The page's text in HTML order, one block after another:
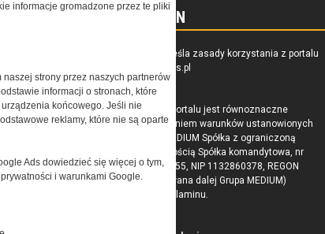
w kraju
REGULAMIN
Regulamin określa zasady korzystania z portalu
www.special-ops.pl
Korzystanie z portalu jest równoznaczne
z zaakceptowaniem warunków ustanowionych
przez Grupa MEDIUM Spółka z ograniczoną
odpowiedzialnością Spółka komandytowa, nr
KRS: 0000537655, NIP 1132860378, REGON
146393437 (zwana dalej Grupa MEDIUM)
w postaci Regulaminu.
informacje gromadzone przez te pliki
strony przez naszych partnerów
informacji o stronach, które
końcowego. Jeśli nie
reklamy, które nie są oparte
Ads dowiedzieć się więcej o tym,
i warunkami Google.